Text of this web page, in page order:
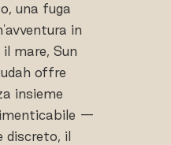
una fuga
in
mare, Sun
offre
insieme
—
discreto, il